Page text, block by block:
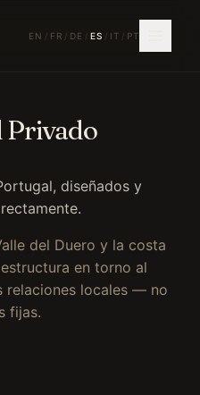
EN / FR / DE / ES / IT / PT
Privado
diseñados y
del Duero y la costa
en torno al
relaciones locales — no
fijas.